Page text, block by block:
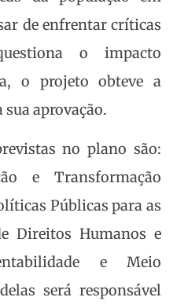
de enfrentar críticas
o impacto
o projeto obteve a
aprovação.
no plano são:
e Transformação
Públicas para as
Direitos Humanos e
e Meio
será responsável